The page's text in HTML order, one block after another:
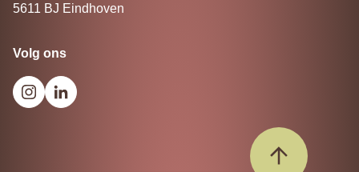
5611 BJ Eindhoven
Volg ons